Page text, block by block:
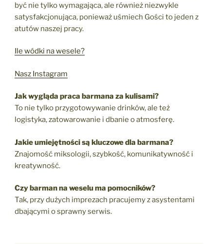
być nie tylko wymagająca, ale również niezwykle
satysfakcjonująca, ponieważ uśmiech Gości to jeden z
atutów naszej pracy.
Ile wódki na wesele?
Nasz Instagram
Jak wygląda praca barmana za kulisami?
To nie tylko przygotowywanie drinków, ale też
logistyka, zatowarowanie i dbanie o atmosferę.
Jakie umiejętności są kluczowe dla barmana?
Znajomość miksologii, szybkość, komunikatywność i
kreatywność.
Czy barman na weselu ma pomocników?
Tak, przy dużych imprezach pracujemy z asystentami
dbającymi o sprawny serwis.